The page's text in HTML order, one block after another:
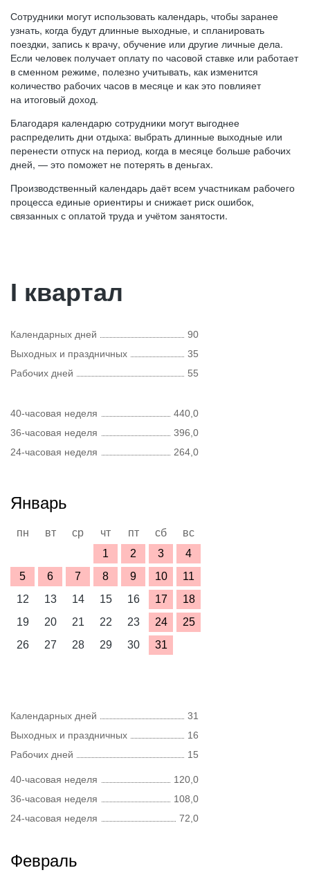
Сотрудники могут использовать календарь, чтобы заранее
узнать, когда будут длинные выходные, и спланировать
поездки, запись к врачу, обучение или другие личные дела.
Если человек получает оплату по часовой ставке или работает
в сменном режиме, полезно учитывать, как изменится
количество рабочих часов в месяце и как это повлияет
на итоговый доход.
Благодаря календарю сотрудники могут выгоднее
распределить дни отдыха: выбрать длинные выходные или
перенести отпуск на период, когда в месяце больше рабочих
дней, — это поможет не потерять в деньгах.
Производственный календарь даёт всем участникам рабочего
процесса единые ориентиры и снижает риск ошибок,
связанных с оплатой труда и учётом занятости.
I квартал
Календарных дней
90
Выходных и праздничных
35
Рабочих дней
55
40-часовая неделя
440,0
36-часовая неделя
396,0
24-часовая неделя
264,0
Январь
пн вт ср чт пт сб
вс
1
2 3
4
5
6 7 8 9 10
11
12
13 14 15 16 17
18
19
20 21 22 23 24
25
26
27 28 29 30 31
Календарных дней
31
Выходных и праздничных
16
Рабочих дней
15
40-часовая неделя
120,0
36-часовая неделя
108,0
24-часовая неделя
72,0
Февраль